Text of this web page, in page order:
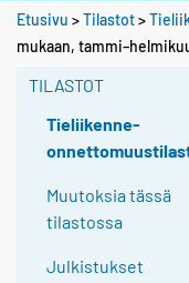
Etusivu >Tilastot>
mukaan,
TILASTOT
Tieliikenne-
Muutoksia tässä
tilastossa
Julkistukset